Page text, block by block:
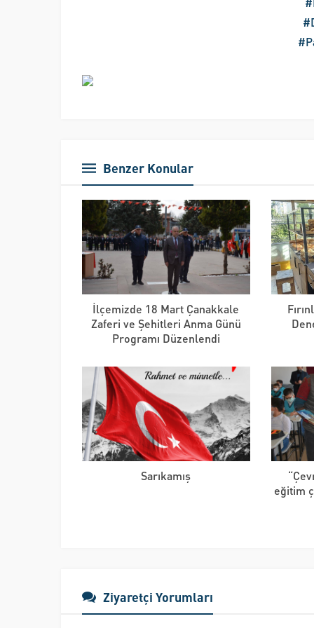
Benzer Konular
İlçemizde 18 Mart Çanakkale
Zaferi ve Şehitleri Anma Günü
Programı Düzenlendi
Sarıkamış
eğitim
Ziyaretçi Yorumları